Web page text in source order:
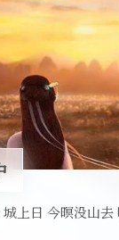
上日 今暝没山